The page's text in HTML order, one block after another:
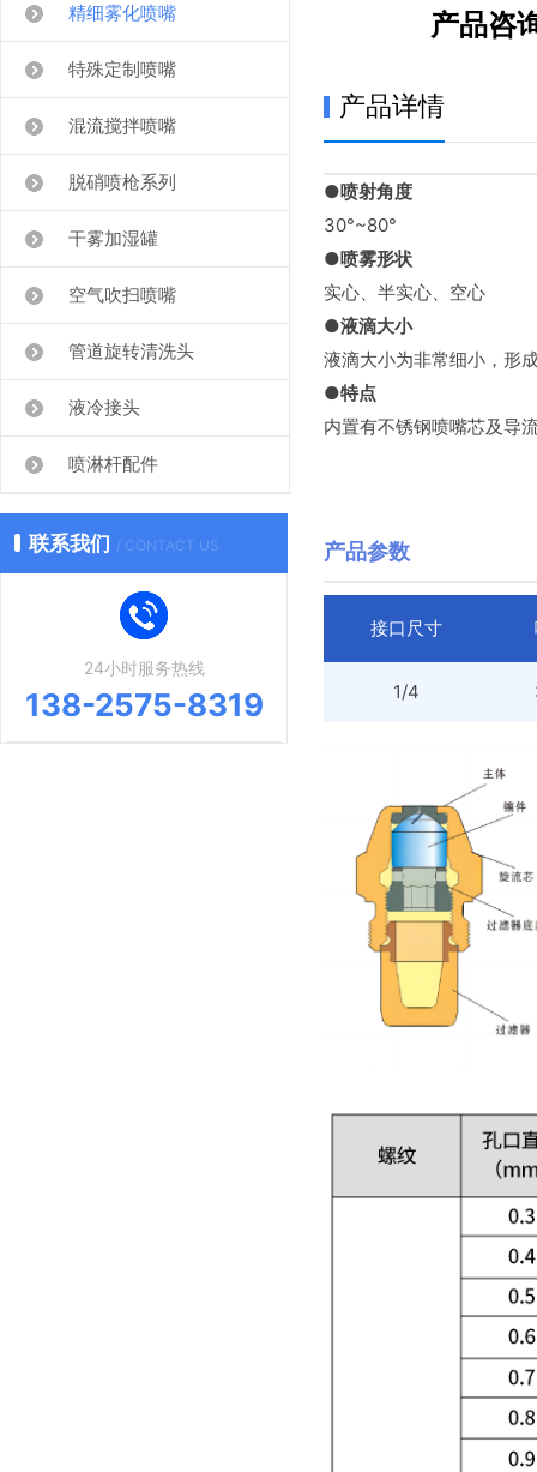
精细雾化喷嘴
特殊定制喷嘴
混流搅拌喷嘴
脱硝喷枪系列
干雾加湿罐
空气吹扫喷嘴
管道旋转清洗头
液冷接头
喷淋杆配件
联系我们 / CONTACT US
24小时服务热线
138-2575-8319
产品咨
产品详情
●喷射角度
30°~80°
●喷雾形状
实心、半实心、空心
●液滴大小
液滴大小为非常细小，形
●特点
内置有不锈钢喷嘴芯及导
产品参数
接口尺寸
1/4